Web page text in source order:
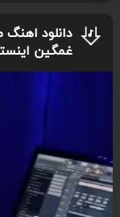
دانلود
غمگین